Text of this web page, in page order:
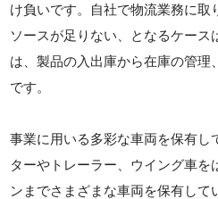
け負いです。自社で物流業務に取
ソースが足りない、となるケー
は、製品の入出庫から在庫の管理
です。
事業に用いる多彩な車両を保有し
ターやトレーラー、ウイング車を
ンまでさまざまな車両を保有して